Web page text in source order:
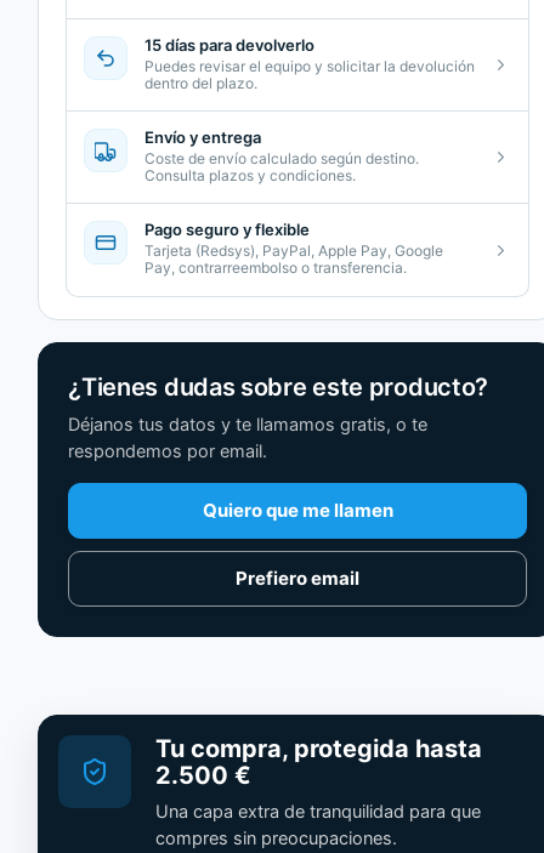
15 días para devolverlo
Puedes revisar el equipo y solicitar la devolución
dentro del plazo.
Envío y entrega
Coste de envío calculado según destino.
Consulta plazos y condiciones.
Pago seguro y flexible
Tarjeta (Redsys), PayPal, Apple Pay, Google
Pay, contrarreembolso o transferencia.
¿Tienes dudas sobre este producto?
Déjanos tus datos y te llamamos gratis, o te
respondemos por email.
Quiero que me llamen
Prefiero email
Tu compra, protegida hasta
2.500 €
Una capa extra de tranquilidad para que
compres sin preocupaciones.